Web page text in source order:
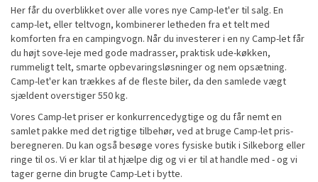
Her får du overblikket over alle vores nye Camp-let'er til salg. En
camp-let, eller teltvogn, kombinerer letheden fra et telt med
komforten fra en campingvogn. Når du investerer i en ny Camp-let får
du højt sove-leje med gode madrasser, praktisk ude-køkken,
rummeligt telt, smarte opbevaringsløsninger og nem opsætning.
Camp-let'er kan trækkes af de fleste biler, da den samlede vægt
sjældent overstiger 550 kg.
Vores Camp-let priser er konkurrencedygtige og du får nemt en
samlet pakke med det rigtige tilbehør, ved at bruge Camp-let pris-
beregneren. Du kan også besøge vores fysiske butik i Silkeborg eller
ringe til os. Vi er klar til at hjælpe dig og vi er til at handle med - og vi
tager gerne din brugte Camp-Let i bytte.